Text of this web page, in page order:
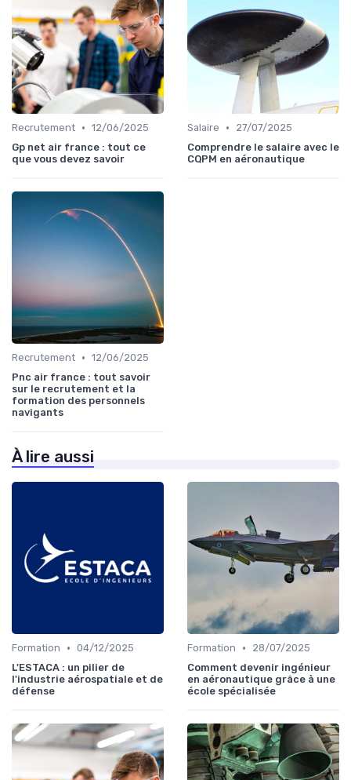
Recrutement • 12/06/2025
Gp net air france : tout ce
que vous devez savoir
Salaire •
27/07/2025
Comprendre le salaire avec le
CQPM en aéronautique
Recrutement • 12/06/2025
Pnc air france : tout savoir
sur le recrutement et la
formation des personnels
navigants
À lire aussi
Formation • 04/12/2025
L'ESTACA : un pilier de
l'industrie aérospatiale et de
défense
Formation •
28/07/2025
Comment devenir ingénieur
en aéronautique grâce à une
école spécialisée